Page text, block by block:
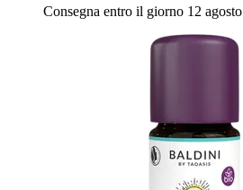
Consegna entro il giorno 12 agosto